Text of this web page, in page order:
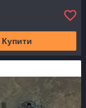
Купити